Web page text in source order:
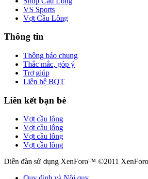
VS Sports
Vợt Cầu Lông
Thông tin
Thông báo chung
Thắc mắc, góp ý
Trợ giúp
Liên hệ BQT
Liên kết bạn bè
Vợt cầu lông
Vợt cầu lông
Vợt cầu lông
Vợt cầu lông
Diễn đàn sử dụng XenForo™ ©2011